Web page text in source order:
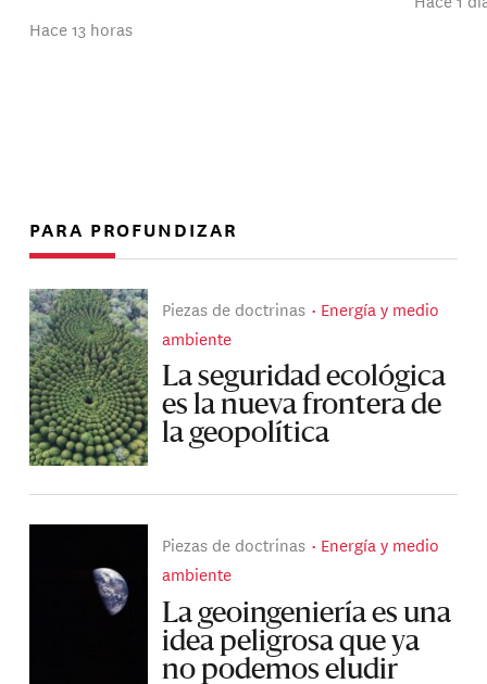
Hace 13 horas
PARA PROFUNDIZAR
Piezas de doctrinas
Energía y medio
ambiente
La seguridad ecológica
es la nueva frontera de
la geopolítica
Piezas de doctrinas
Energía y medio
ambiente
La geoingeniería es una
idea peligrosa que ya
no podemos eludir